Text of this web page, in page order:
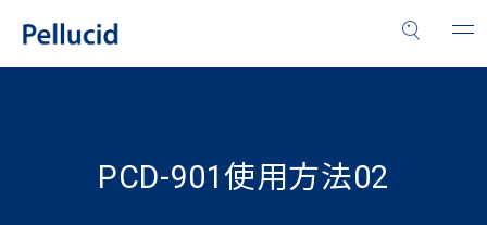
PCD-901使用方法02